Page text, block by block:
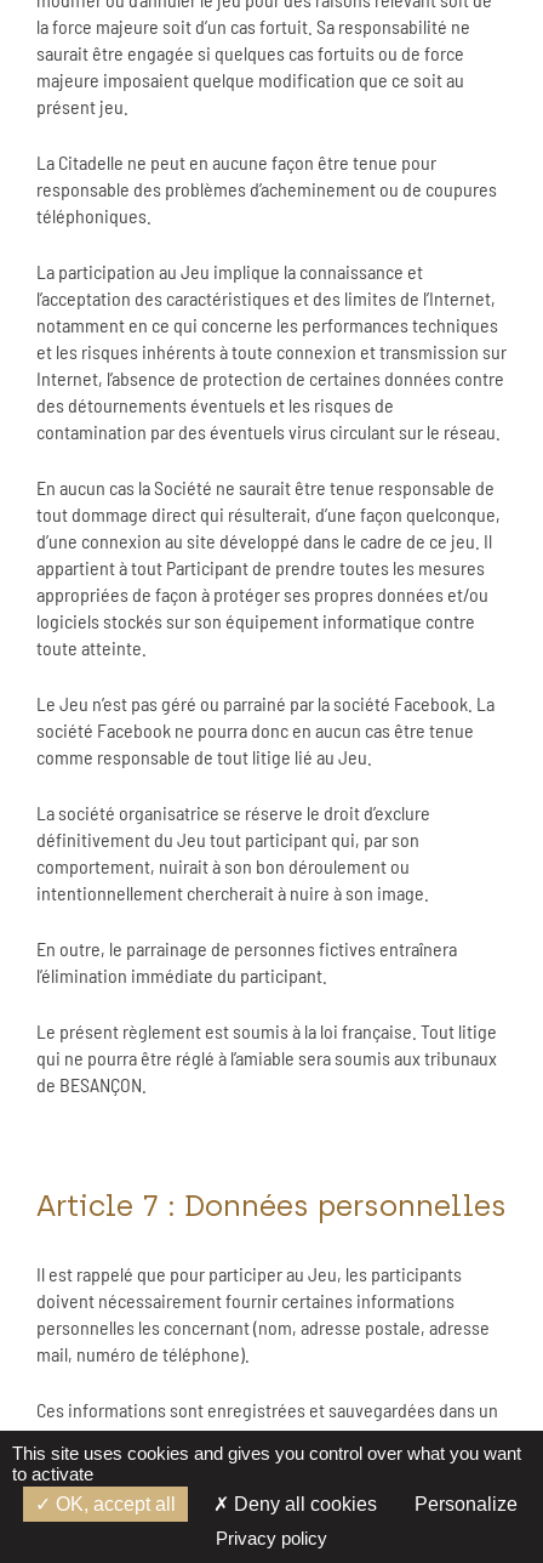
la force majeure soit d’un cas fortuit. Sa responsabilité ne
saurait être engagée si quelques cas fortuits ou de force
majeure imposaient quelque modification que ce soit au
présent jeu.
La Citadelle ne peut en aucune façon être tenue pour
responsable des problèmes d’acheminement ou de coupures
téléphoniques.
La participation au Jeu implique la connaissance et
l’acceptation des caractéristiques et des limites de l’Internet,
notamment en ce qui concerne les performances techniques
et les risques inhérents à toute connexion et transmission sur
Internet, l’absence de protection de certaines données contre
des détournements éventuels et les risques de
contamination par des éventuels virus circulant sur le réseau.
En aucun cas la Société ne saurait être tenue responsable de
tout dommage direct qui résulterait, d’une façon quelconque,
d’une connexion au site développé dans le cadre de ce jeu. Il
appartient à tout Participant de prendre toutes les mesures
appropriées de façon à protéger ses propres données et/ou
logiciels stockés sur son équipement informatique contre
toute atteinte.
Le Jeu n’est pas géré ou parrainé par la société Facebook. La
société Facebook ne pourra donc en aucun cas être tenue
comme responsable de tout litige lié au Jeu.
La société organisatrice se réserve le droit d’exclure
définitivement du Jeu tout participant qui, par son
comportement, nuirait à son bon déroulement ou
intentionnellement chercherait à nuire à son image.
En outre, le parrainage de personnes fictives entraînera
l’élimination immédiate du participant.
Le présent règlement est soumis à la loi française. Tout litige
qui ne pourra être réglé à l’amiable sera soumis aux tribunaux
de BESANÇON.
Article 7 : Données personnelles
Il est rappelé que pour participer au Jeu, les participants
doivent nécessairement fournir certaines informations
personnelles les concernant (nom, adresse postale, adresse
mail, numéro de téléphone).
Ces informations sont enregistrées et sauvegardées dans un
fichier informatique et sont nécessaires à la prise en compte
de leur participation, à la détermination des gagnants et à
l’attribution et à l’acheminement des prix. Ces informations
sont destinées à la Société, et pourront être transmises à ses
prestataires techniques et à un prestataire assurant l’envoi
This site uses cookies and gives you control over what you want
to activate
OK, accept all
Deny all cookies
Personalize
Privacy policy